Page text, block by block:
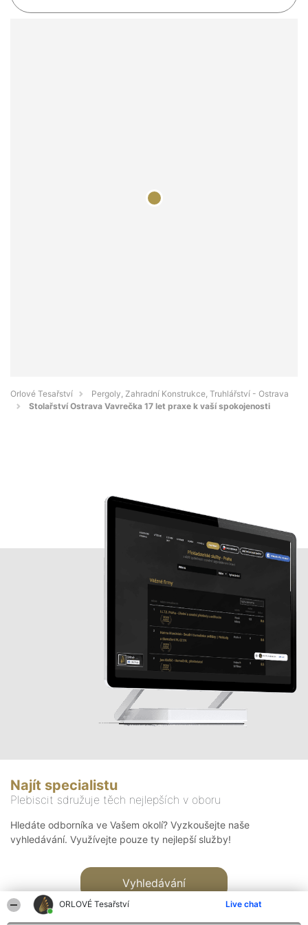
ORLOVÉ Tesařství Live chat
Orlové Tesařství
Pergoly, Zahradní Konstrukce, Truhlářství - Ostrava
Stolařství Ostrava Vavrečka 17 let praxe k vaší spokojenosti
Najít specialistu
Plebiscit sdružuje těch nejlepších v oboru
Hledáte odborníka ve Vašem okolí? Vyzkoušejte naše
vyhledávání. Využívejte pouze ty nejlepší služby!
Vyhledávání